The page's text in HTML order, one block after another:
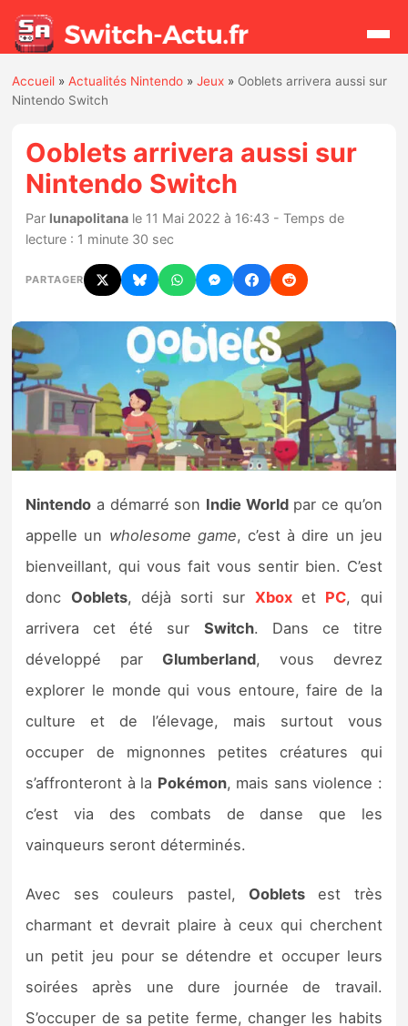
Actualités
Jeux
Hardware
Chiffres de ventes
Rumeurs
Nintendo Direct
Tests et previews
Tests de jeux
Tests d’accessoires
Autres tests
Previews
Précommandes
Précommandes jeux Switch 2
Sorties de jeux
Bons plans
Guides
Accueil »Actualités Nintendo »Jeux » Ooblets arrivera aussi sur
Nintendo Switch
Ooblets arrivera aussi sur
Nintendo Switch
Par lunapolitana le 11 Mai 2022 à 16:43 - Temps de
lecture : 1 minute 30 sec
PARTAGER
Nintendo a démarré son Indie Worldpar ce qu’on
appelle un wholesome game, c’est à dire un jeu
bienveillant, qui vous fait vous sentir bien. C’est
donc Ooblets, déjà sorti sur Xboxet PC, qui
arrivera cet été sur Switch. Dans ce titre
développé par Glumberland, vous devrez
explorer le monde qui vous entoure, faire de la
culture et de l’élevage, mais surtout vous
occuper de mignonnes petites créatures qui
s’affronteront à la Pokémon, mais sans violence :
c’est via des combats de danse que les
vainqueurs seront déterminés.
Avec ses couleurs pastel, Oobletsest très
charmant et devrait plaire à ceux qui cherchent
un petit jeu pour se détendre et occuper leurs
soirées après une dure journée de travail.
S’occuper de sa petite ferme, changer les habits